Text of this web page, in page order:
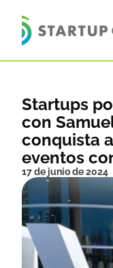
Startups
con
conquista
eventos
17 de junio de 2024